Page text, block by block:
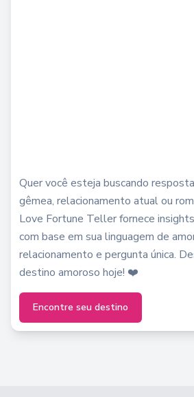
Quer você esteja buscando
gêmea, relacionamento atual ou
Love Fortune Teller fornece
com base em sua linguagem de
relacionamento e pergunta única.
destino amoroso hoje! ❤️
Encontre seu destino